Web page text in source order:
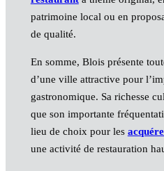
patrimoine local ou en
de qualité.
En somme, Blois présente
d’une ville attractive pour
gastronomique. Sa richesse
que son importante
lieu de choix pour les
une activité de restauration